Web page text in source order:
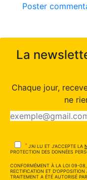
Poster
La
Chaque jour,
ne
* J'AI LU ET J'ACCEPTE LA
PROTECTION DES DONNÉES
CONFORMÉMENT À LA LOI 09-
RECTIFICATION ET
TRAITEMENT A ÉTÉ AUTORISÉ